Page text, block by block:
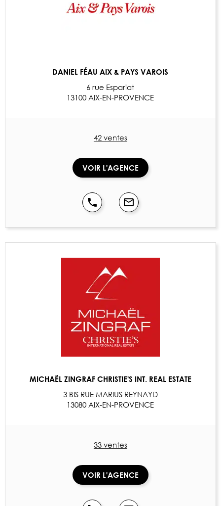
DANIEL FÉAU AIX & PAYS VAROIS
6 rue Espariat
13100 AIX-EN-PROVENCE
42 ventes
VOIR L'AGENCE
MICHAËL ZINGRAF CHRISTIE'S INT. REAL ESTATE
3 BIS RUE MARIUS REYNAYD
13080 AIX-EN-PROVENCE
33 ventes
VOIR L'AGENCE